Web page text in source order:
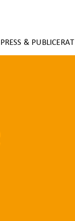
PRESS & PUBLICERAT